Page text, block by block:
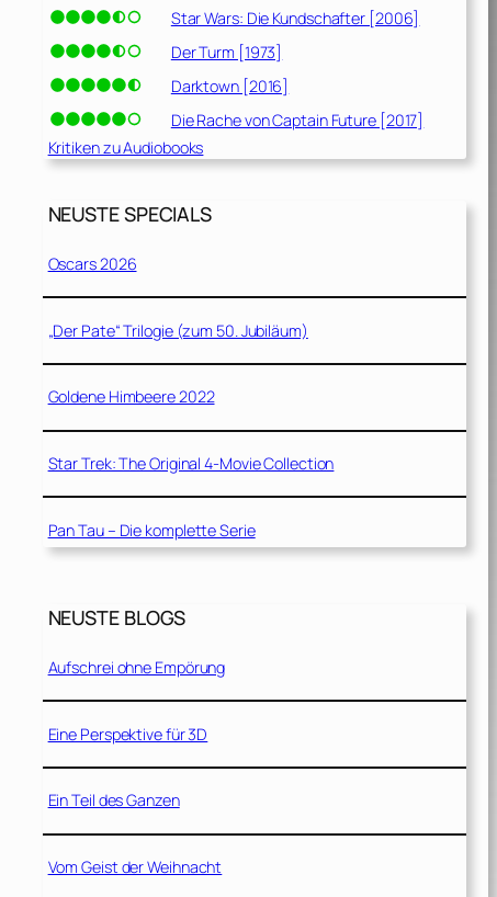
Star Wars: Die Kundschafter [2006]
Der Turm [1973]
Darktown [2016]
Die Rache von Captain Future [2017]
Kritiken zu Audiobooks
NEUSTE SPECIALS
Oscars 2026
„Der Pate“ Trilogie (zum 50. Jubiläum)
Goldene Himbeere 2022
Star Trek: The Original 4-Movie Collection
Pan Tau – Die komplette Serie
NEUSTE BLOGS
Aufschrei ohne Empörung
Eine Perspektive für 3D
Ein Teil des Ganzen
Vom Geist der Weihnacht